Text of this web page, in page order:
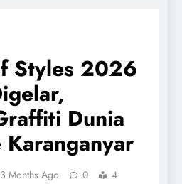
Styles 2026
Dunia
3 Months Ago 0
4